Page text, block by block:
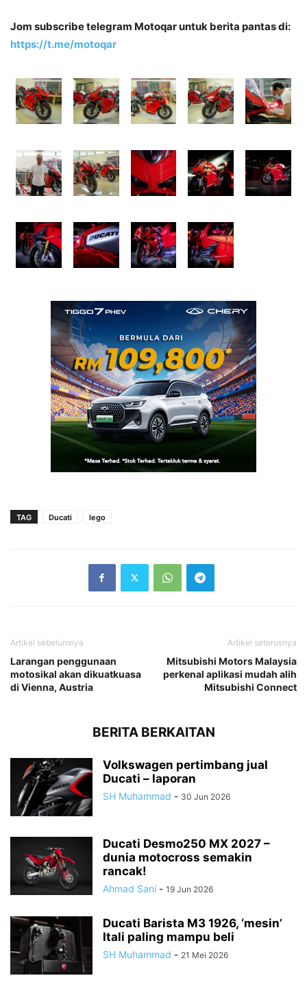
Jom subscribe telegram Motoqar untuk berita pantas di:
https://t.me/motoqar
TAG Ducati lego
Artikel sebelumnya
Larangan penggunaan
motosikal akan dikuatkuasa
di Vienna, Austria
Artikel seterusnya
Mitsubishi Motors Malaysia
perkenal aplikasi mudah alih
Mitsubishi Connect
BERITA BERKAITAN
Volkswagen pertimbang jual
Ducati – laporan
SH Muhammad - 30 Jun 2026
Ducati Desmo250 MX 2027 –
dunia motocross semakin
rancak!
Ahmad Sani - 19 Jun 2026
Ducati Barista M3 1926, ‘mesin’
Itali paling mampu beli
SH Muhammad - 21 Mei 2026